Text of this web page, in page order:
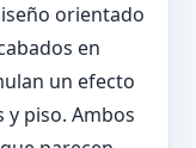
orientado
en
un efecto
y piso. Ambos